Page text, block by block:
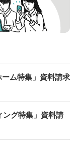
ム特集」資料請求
ング特集」資料請